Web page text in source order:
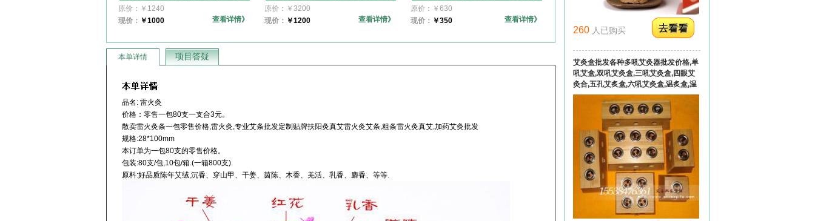
雷火艾柱厂家批发直营,中药艾熏脐大
艾条,大艾柱各种直径艾条批发,中医加
药大艾条,檀香,蕲艾,降香,藿香,川乌,丹
所加工定做量大从优
原价： ￥ 1240
现价： ￥1000 查看详情》
艾灸产品天然野生艾条艾绒艾柱纯艾灸
条五年陈南阳妇科宫寒
原价： ￥ 3200
现价： ￥1200 查看详情》
大炮灸,火力猛,灸感通透,架子排烟一体
化,简单方便,适合各养生馆和家庭使用
原价： ￥ 630
现价： ￥350 查看详情》
本单详情 项目答疑
品名: 雷火灸
价格：零售一包80支一支合3元。
散卖雷火灸条一包零售价格,雷火灸,专业艾条批发定制贴牌扶阳灸真艾雷火灸艾条,粗条雷火灸真艾,加药艾灸批发
规格:28*100mm
本订单为一包80支的零售价格。
包装:80支/包,10包/箱.(一箱800支).
原料:好品质陈年艾绒,沉香、穿山甲、干姜、茵陈、木香、羌活、乳香、麝香、等等.
260 人已购买
艾灸盒批发各种多吼艾灸器批发价格,单
吼艾盒,双吼艾灸盒,三吼艾灸盒,四眼艾
灸合,五孔艾炙盒,六吼艾灸盒,温炙盒,温
灸器,竹制单孔艾灸盒加工订做贴牌代工
量大从优！